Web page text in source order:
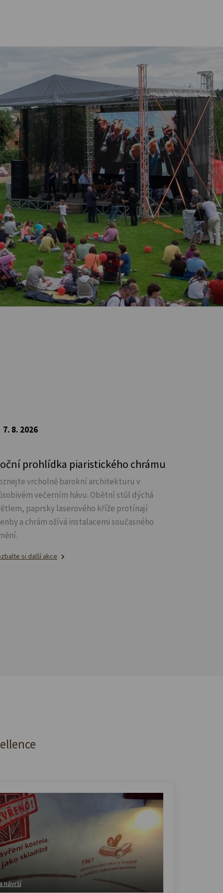
7. 8. 2026
prohlídka piaristického chrámu
vrcholně barokní architekturu v
večerním hávu. Obětní stůl dýchá
paprsky laserového kříže protínají
a chrám ožívá instalacemi současného
si další akce
návrší